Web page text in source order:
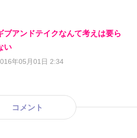
ブアンドテイクなんて考えは要ら
い
年05月01日 2:34
コメント